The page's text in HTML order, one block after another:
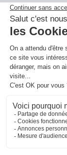
La newsletter
Adresse e-mail
En vous inscrivant
confidentialité
Retrouvons-